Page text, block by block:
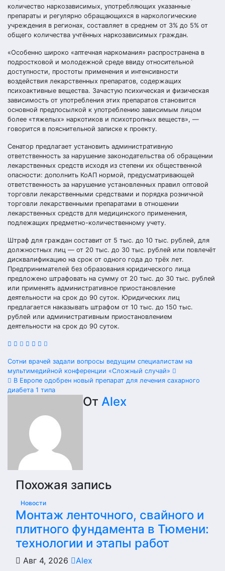
количество наркозависимых, употребляющих указанные
препараты и регулярно обращающихся в наркологические
учреждения в регионах, составляет в среднем от 3% до 5% от
общего количества учтённых наркозависимых граждан.
«Особенно широко «аптечная наркомания» распространена в
подростковой и молодежной среде ввиду относительной
доступности, простоты применения и интенсивности
воздействия лекарственных препаратов, содержащих
психоактивные вещества. Зачастую психическая и физическая
зависимость от употребления этих препаратов становится
основной предпосылкой к употреблению зависимым лицом
более «тяжелых» наркотиков и психотропных веществ», —
говорится в пояснительной записке к проекту.
Сенатор предлагает установить административную
ответственность за нарушение законодательства об обращении
лекарственных средств исходя из степени их общественной
опасности: дополнить КоАП нормой, предусматривающей
ответственность за нарушение установленных правил оптовой
торговли лекарственными средствами и порядка розничной
торговли лекарственными препаратами в отношении
лекарственных средств для медицинского применения,
подлежащих предметно-количественному учету.
Штраф для граждан составит от 5 тыс. до 10 тыс. рублей, для
должностных лиц — от 20 тыс. до 30 тыс. рублей или повлечёт
дисквалификацию на срок от одного года до трёх лет.
Предпринимателей без образования юридического лица
предложено штрафовать на сумму от 20 тыс. до 30 тыс. рублей
или применять административное приостановление
деятельности на срок до 90 суток. Юридических лиц
предлагается наказывать штрафом от 10 тыс. до 150 тыс.
рублей или административным приостановлением
деятельности на срок до 90 суток.
Навигация
по
Сотни врачей задали вопросы ведущим специалистам на
мультимедийной конференции «Сложный случай»
В Европе одобрен новый препарат для лечения сахарного
диабета 1 типа
От Alex
Похожая запись
Новости
Монтаж ленточного, свайного и
плитного фундамента в Тюмени:
технологии и этапы работ
Авг 4, 2026 Alex